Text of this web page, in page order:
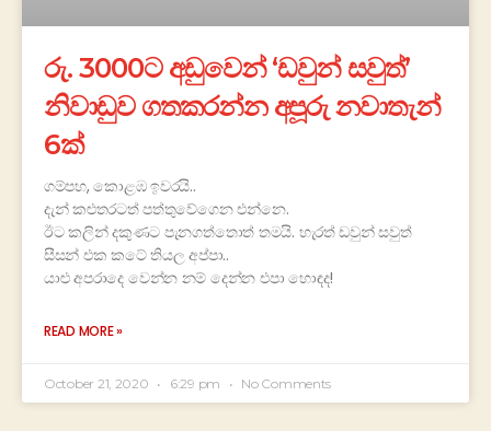
රු. 3000ට අඩුවෙන් ‘ඩවුන් සවුත්’
නිවාඩුව ගතකරන්න අපූරු නවාතැන්
6ක්
ගම්පහ, කොළඹ ඉවරයි..
දැන් කළුතරටත් පත්තුවේගෙන එන්නෙ.
ඊට කලින් දකුණට පැනගත්තොත් තමයි. හැරත් ඩවුන් සවුත්
සීසන් එක කටේ තියල අප්පා..
යාළු අපරාදෙ වෙන්න නම් දෙන්න එපා හොඳද!
READ MORE »
October 21, 2020 6:29 pm No Comments